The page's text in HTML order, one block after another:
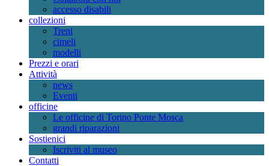
accesso disabili
collezioni
Treni
cimeli
modelli
Prezzi e orari
Attività
news
Eventi
officine
Le officine di Torino Ponte Mosca
grandi riparazioni
Sostienici
Iscriviti al museo
Contatti